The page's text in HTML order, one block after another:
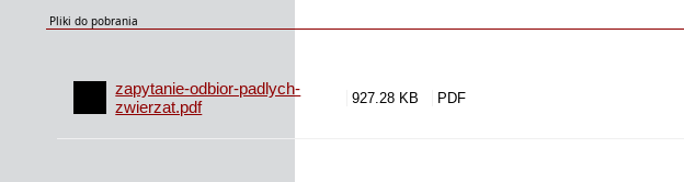
Pliki do pobrania
zapytanie-odbior-padlych-
zwierzat.pdf
927.28 KB